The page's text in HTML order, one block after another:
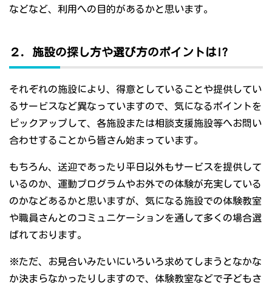
などなど、利用への目的があるかと思います。
２．施設の探し方や選び方のポイントは!?
それぞれの施設により、得意としていることや提供してい
るサービスなど異なっていますので、気になるポイントを
ピックアップして、各施設または相談支援施設等へお問い
合わせすることから皆さん始まっています。
もちろん、送迎であったり平日以外もサービスを提供して
いるのか、運動プログラムやお外での体験が充実している
のかなどあるかと思いますが、気になる施設での体験教室
や職員さんとのコミュニケーションを通して多くの場合選
ばれております。
※ただ、お見合いみたいにいろいろ求めてしまうとなかな
か決まらなかったりしますので、体験教室などで子どもさ